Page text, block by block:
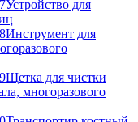
Устройство для
Инструмент для
Щетка для чистки
многоразового